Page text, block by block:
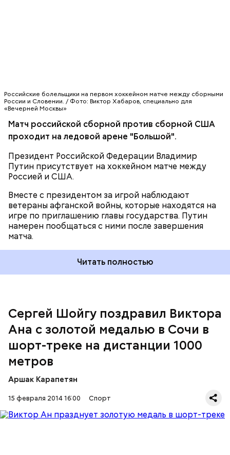
Российские болельщики на первом хоккейном матче между сборными
России и Словении. / Фото: Виктор Хабаров, специально для
«Вечерней Москвы»
Матч российской сборной против сборной США
проходит на ледовой арене "Большой".
Президент Российской Федерации Владимир
Путин присутствует на хоккейном матче между
Россией и США.
Вместе с президентом за игрой наблюдают
ветераны афганской войны, которые находятся на
игре по приглашению главы государства. Путин
намерен пообщаться с ними после завершения
матча.
Читать полностью
Сергей Шойгу поздравил Виктора
Ана с золотой медалью в Сочи в
шорт-треке на дистанции 1000
метров
Аршак Карапетян
15 февраля 2014 16:00 Спорт
Скелетонистка Елена Никитина, завоевавшая
накануне бронзу, тоже представляет ЦСКА.
Армейский спорт на зимних Олимпийских играх в
Сочи представляют 60 спортсменов. В состав
национальной сборной вошли 33 военнослужащих,
еще 27 спортсменов являются гражданским
персоналом Минобороны России. Из числа
армейцев 28 проходят службу по призыву в
спортивных ротах Вооруженных Сил РФ, сообщает